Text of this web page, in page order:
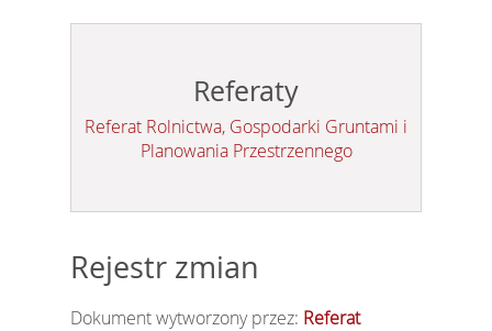
Referaty
Referat Rolnictwa, Gospodarki Gruntami i
Planowania Przestrzennego
Rejestr zmian
Dokument wytworzony przez: Referat